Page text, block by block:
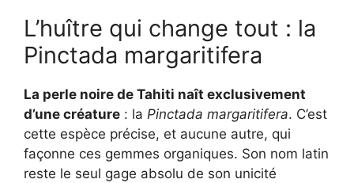
L’huître qui change tout : la
Pinctada margaritifera
La perle noire de Tahiti naît exclusivement
d’une créature : la Pinctada margaritifera. C’est
cette espèce précise, et aucune autre, qui
façonne ces gemmes organiques. Son nom latin
reste le seul gage absolu de son unicité